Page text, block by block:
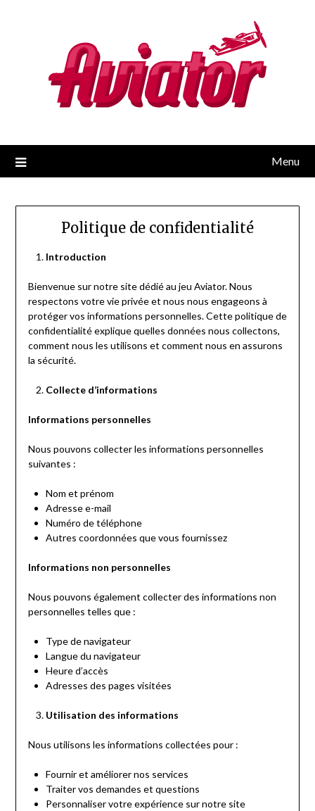
Menu
Politique de confidentialité
Introduction
Bienvenue sur notre site dédié au jeu Aviator. Nous
respectons votre vie privée et nous nous engageons à
protéger vos informations personnelles. Cette politique de
confidentialité explique quelles données nous collectons,
comment nous les utilisons et comment nous en assurons
la sécurité.
Collecte d’informations
Informations personnelles
Nous pouvons collecter les informations personnelles
suivantes :
Nom et prénom
Adresse e-mail
Numéro de téléphone
Autres coordonnées que vous fournissez
Informations non personnelles
Nous pouvons également collecter des informations non
personnelles telles que :
Type de navigateur
Langue du navigateur
Heure d’accès
Adresses des pages visitées
Utilisation des informations
Nous utilisons les informations collectées pour :
Fournir et améliorer nos services
Traiter vos demandes et questions
Personnaliser votre expérience sur notre site